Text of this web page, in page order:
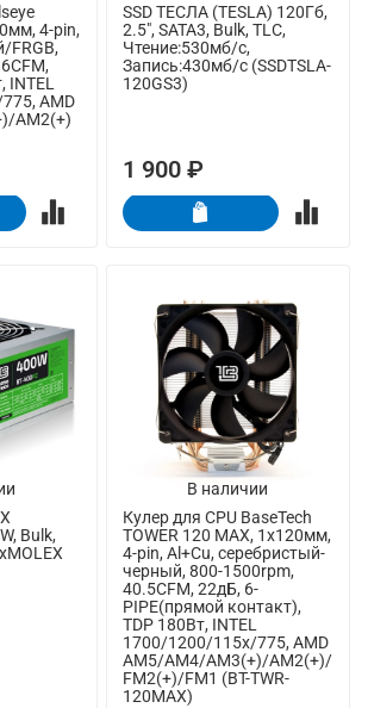
4-pin,
FRGB,
INTEL
AMD
AM2(+)
SSD ТЕСЛА (TESLA) 120Гб,
2.5", SATA3, Bulk, TLC,
Чтение:530мб/с,
Запись:430мб/с (SSDTSLA-
120GS3)
1 900 ₽
Bulk,
В наличии
Кулер для CPU BaseTech
TOWER 120 MAX, 1х120мм,
4-pin, Al+Cu, серебристый-
черный, 800-1500rpm,
40.5CFM, 22дБ, 6-
PIPE(прямой контакт),
TDP 180Вт, INTEL
1700/1200/115x/775, AMD
AM5/AM4/AM3(+)/AM2(+)/
FM2(+)/FM1 (BT-TWR-
120MAX)